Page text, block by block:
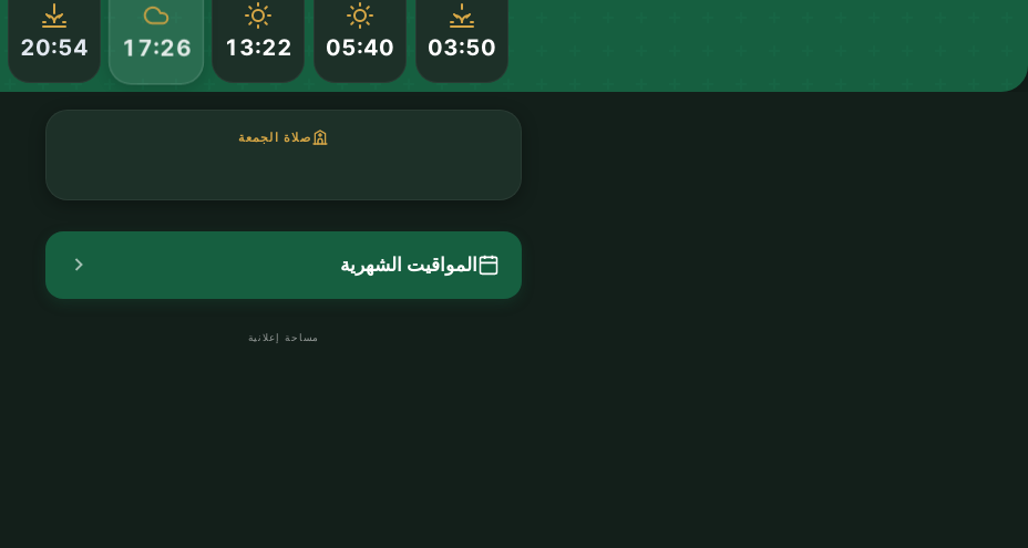
03:50
05:40
13:22
17:26
20:54
صلاة الجمعة
المواقيت الشهرية
مساحة إعلانية